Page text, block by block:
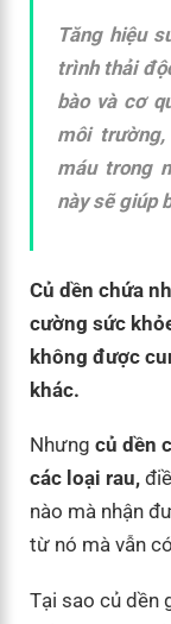
Tăng hiệu
trình thải
bào và cơ
môi
máu trong
này sẽ giúp
Củ dền chứa
cường sức
không được
khác.
Nhưng củ dền
các loại rau,
nào mà nhận
từ nó mà vẫn
Tại sao củ dền